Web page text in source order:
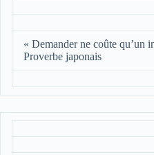
« Demander ne coûte qu’un
Proverbe japonais